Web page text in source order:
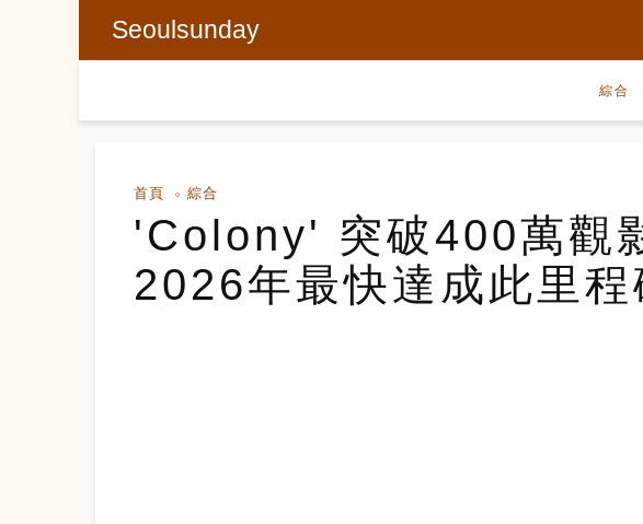
Seoulsunday
綜合
首頁 綜合
'Colony' 突破400萬觀
2026年最快達成此里程